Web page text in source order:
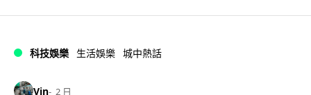
科技娛樂 生活娛樂 城中熱話
Vin 2 日